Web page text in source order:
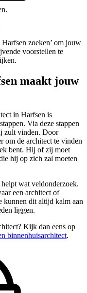
zoeken’ om jouw
voorstellen te
maakt jouw
in Harfsen is
Via deze stappen
zult vinden. Door
om de architect te vinden
bent. Hij of zij moet
hij op zich zal moeten
wat veldonderzoek.
een architect of
kunnen dit altijd kalm aan
liggen.
Kijk dan eens op
binnenhuisarchitect.